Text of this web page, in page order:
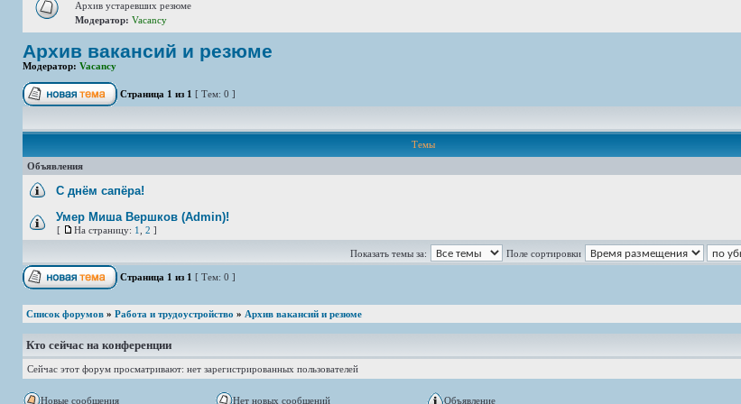
Архив устаревших резюме
Модератор: Vacancy
Архив вакансий и резюме
Модератор: Vacancy
Страница 1 из 1 [ Тем: 0 ]
Темы
Объявления
С днём сапёра!
Умер Миша Вершков (Admin)!
[ На страницу: 1 2 ]
Показать темы за: Поле сортировки
Страница 1 из 1 [ Тем: 0 ]
Список форумов » Работа и трудоустройство » Архив вакансий и резюме
Кто сейчас на конференции
Сейчас этот форум просматривают: нет зарегистрированных пользователей
Новые сообщения Нет новых сообщений Объявление